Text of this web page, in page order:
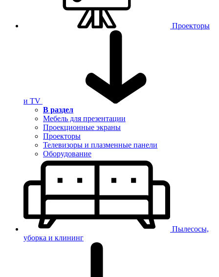
Проекторы
и TV
В раздел
Мебель для презентации
Проекционные экраны
Проекторы
Телевизоры и плазменные панели
Оборудование
Пылесосы,
уборка и клининг